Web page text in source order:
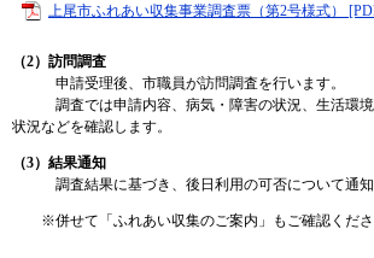
上尾市ふれあい収集事業調査票（第2号様式）
（2）訪問調査
申請受理後、市職員が訪問調査を行います。
調査では申請内容、病気・障害の状況、生活環境
状況などを確認します。
（3）結果通知
調査結果に基づき、後日利用の可否について通知
※併せて「ふれあい収集のご案内」もご確認くださ